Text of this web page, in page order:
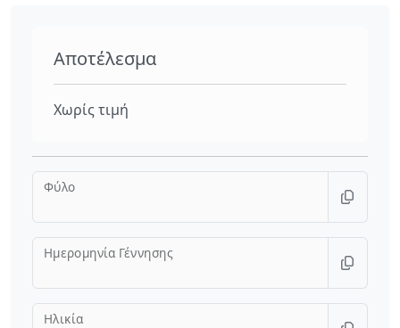
Αποτέλεσμα
Χωρίς τιμή
Φύλο
Ημερομηνία Γέννησης
Ηλικία